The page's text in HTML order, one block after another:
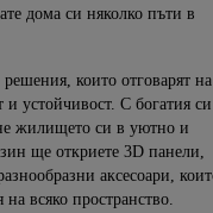
дома си няколко пъти в
които отговарят на
устойчивост. С богатия си
жилището си в уютно и
ще откриете 3D панели,
аксесоари,
всяко пространство.